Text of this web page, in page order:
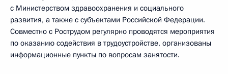
с Министерством здравоохранения и социального
развития, а также с субъектами Российской Федерации.
Совместно с Рострудом регулярно проводятся мероприятия
по оказанию содействия в трудоустройстве, организованы
информационные пункты по вопросам занятости.